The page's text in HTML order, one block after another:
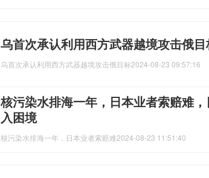
乌首次承认利用西方武器越境攻击俄
乌首次承认利用西方武器越境攻击俄目标2024-08-23 09:57:16
核污染水排海一年，日本业者索赔难
入困境
核污染水排海一年，日本业者索赔难2024-08-23 11:51:40